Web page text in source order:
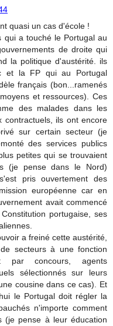
quasi un cas d'école !
qui a touché le Portugal au
de droite qui
la politique d'austérité. ils
et la FP qui au Portugal
français (bon...ramenés
et ressources). Ces
des malades dans les
contractuels, ils ont encore
sur certain secteur (je
des services publics
petites qui se trouvaient
(je pense dans le Nord)
pris ouvertement des
européenne car en
avait commencé
portugaise, ses
a freiné cette austérité,
secteurs à une fonction
par concours, agents
sélectionnés sur leurs
cousine dans ce cas). Et
le Portugal doit régler la
n'importe comment
(je pense à leur éducation